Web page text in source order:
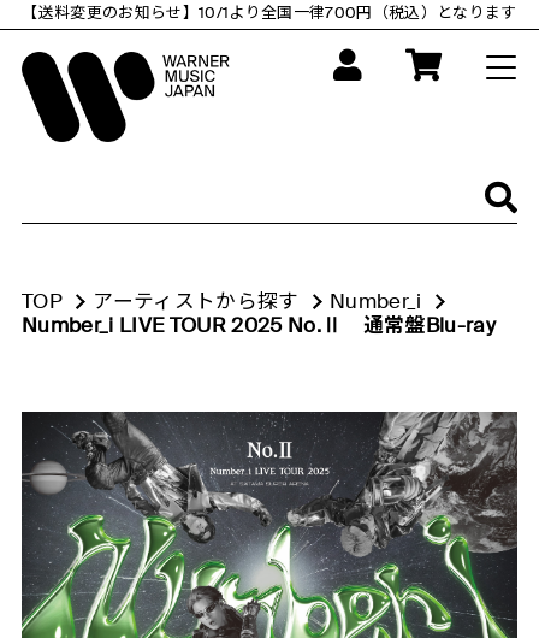
ン
【送料変更のお知らせ】10/1より全国一律700円（税込）となります
TOP アーティストから探す
Number_i
Number_i LIVE TOUR 2025 No.Ⅱ 通常盤Blu-ray